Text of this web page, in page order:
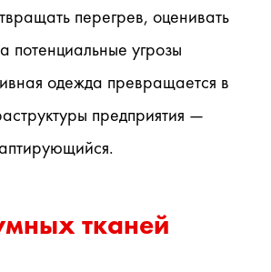
перегрев, оценивать
потенциальные угрозы
одежда превращается в
предприятия —
тканей